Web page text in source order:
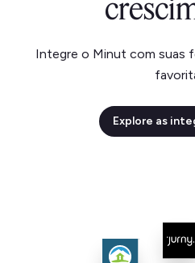
Integre o Minut com suas
Explore as